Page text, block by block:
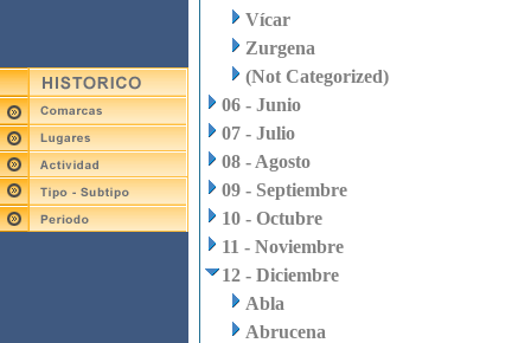
Vícar
Zurgena
(Not Categorized)
06 - Junio
07 - Julio
08 - Agosto
09 - Septiembre
10 - Octubre
11 - Noviembre
12 - Diciembre
Abla
Abrucena